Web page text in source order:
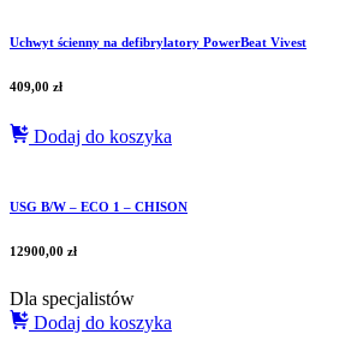
Uchwyt ścienny na defibrylatory PowerBeat Vivest
409,00 zł
Dodaj do koszyka
USG B/W – ECO 1 – CHISON
12900,00 zł
Dla specjalistów
Dodaj do koszyka